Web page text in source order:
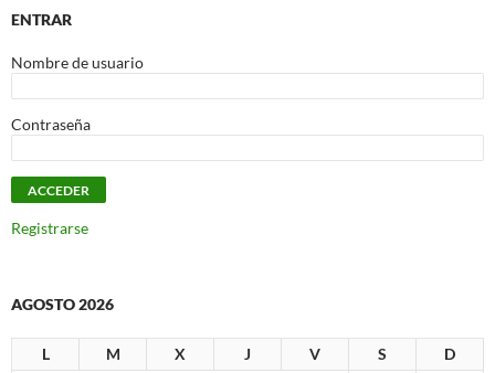
ENTRAR
Nombre de usuario
Contraseña
Registrarse
AGOSTO 2026
L M X J V S
D